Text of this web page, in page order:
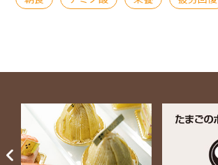
ージ上部に戻る